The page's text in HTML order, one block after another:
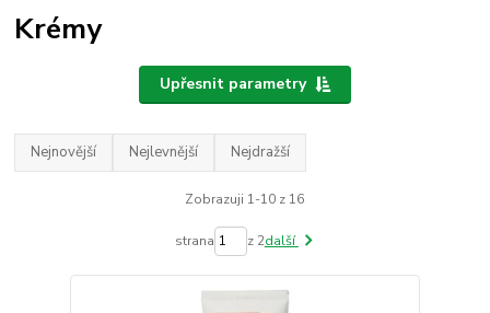
Krémy
Upřesnit parametry
Nejnovější Nejlevnější Nejdražší
Zobrazuji 1-10 z 16
strana z 2další